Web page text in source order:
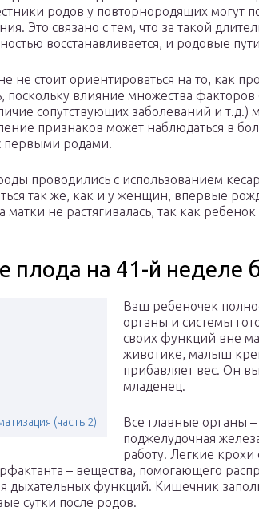
родов у повторнородящих могут
Это связано с тем, что за такой
восстанавливается, и родовые
не стоит ориентироваться на то, как
поскольку влияние множества факторов
сопутствующих заболеваний и т.д.)
признаков может наблюдаться в
первыми родами.
проводились с использованием
так же, как и у женщин, впервые
матки не растягивалась, так как
плода на 41-й неделе
(часть 2)
Ваш ребеночек
органы и системы
своих функций вне
животике, малыш
прибавляет вес. Он
младенец.
Все главные органы
поджелудочная
работу. Легкие
– вещества, помогающего
дыхательных функций. Кишечник
сутки после родов.